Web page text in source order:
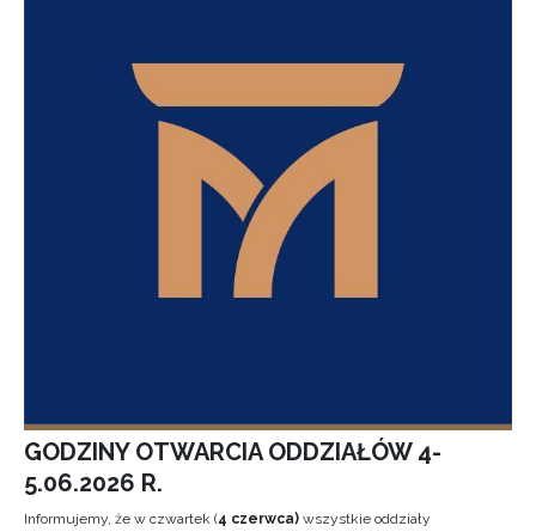
GODZINY OTWARCIA ODDZIAŁÓW 4-
5.06.2026 R.
Informujemy, że w czwartek (4 czerwca) wszystkie oddziały